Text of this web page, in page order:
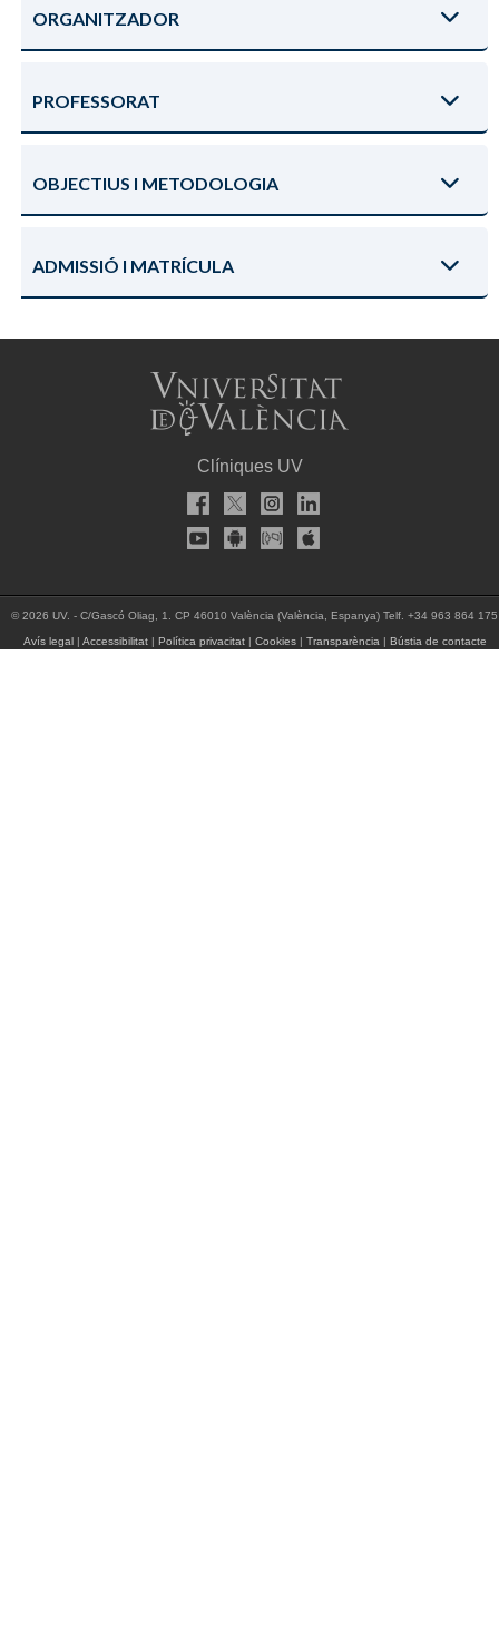
ORGANITZADOR
PROFESSORAT
OBJECTIUS I METODOLOGIA
ADMISSIÓ I MATRÍCULA
Clíniques UV
© 2026 UV. - C/Gascó Oliag, 1. CP 46010 València (València, Espanya) Telf. +34 963 864 175
Avís legal| Accessibilitat| Política privacitat| Cookies| Transparència | Bústia de contacte